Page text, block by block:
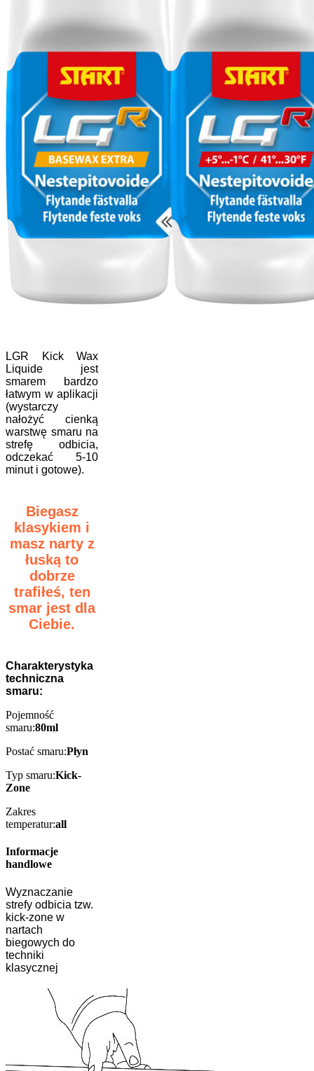
LGR Kick Wax
Liquide jest
smarem bardzo
łatwym w aplikacji
(wystarczy
nałożyć cienką
warstwę smaru na
strefę odbicia,
odczekać 5-10
minut i gotowe).
Biegasz
klasykiem i
masz narty z
łuską to
dobrze
trafiłeś, ten
smar jest dla
Ciebie.
Charakterystyka
techniczna
smaru:
Pojemność
smaru:80ml
Postać smaru:Płyn
Typ smaru:Kick-
Zone
Zakres
temperatur:all
Informacje
handlowe
Wyznaczanie
strefy odbicia tzw.
kick-zone w
nartach
biegowych do
techniki
klasycznej